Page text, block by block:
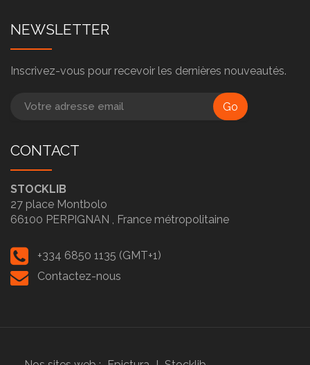
NEWSLETTER
Inscrivez-vous pour recevoir les dernières nouveautés.
Go
CONTACT
STOCKLIB
27 place Montbolo
66100 PERPIGNAN , France métropolitaine
+334 6850 1135 (GMT+1)
Contactez-nous